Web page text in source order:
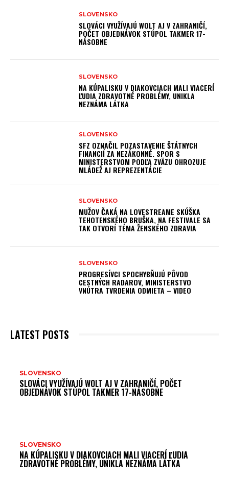
SLOVENSKO
SLOVÁCI VYUŽÍVAJÚ WOLT AJ V ZAHRANIČÍ,
POČET OBJEDNÁVOK STÚPOL TAKMER 17-
NÁSOBNE
SLOVENSKO
NA KÚPALISKU V DIAKOVCIACH MALI VIACERÍ
ĽUDIA ZDRAVOTNÉ PROBLÉMY, UNIKLA
NEZNÁMA LÁTKA
SLOVENSKO
SFZ OZNAČIL POZASTAVENIE ŠTÁTNYCH
FINANCIÍ ZA NEZÁKONNÉ. SPOR S
MINISTERSTVOM PODĽA ZVÄZU OHROZUJE
MLÁDEŽ AJ REPREZENTÁCIE
SLOVENSKO
MUŽOV ČAKÁ NA LOVESTREAME SKÚŠKA
TEHOTENSKÉHO BRUŠKA, NA FESTIVALE SA
TAK OTVORÍ TÉMA ŽENSKÉHO ZDRAVIA
SLOVENSKO
PROGRESÍVCI SPOCHYBŇUJÚ PÔVOD
CESTNÝCH RADAROV, MINISTERSTVO
VNÚTRA TVRDENIA ODMIETA – VIDEO
LATEST POSTS
SLOVENSKO
SLOVÁCI VYUŽÍVAJÚ WOLT AJ V ZAHRANIČÍ, POČET
OBJEDNÁVOK STÚPOL TAKMER 17-NÁSOBNE
SLOVENSKO
NA KÚPALISKU V DIAKOVCIACH MALI VIACERÍ ĽUDIA
ZDRAVOTNÉ PROBLÉMY, UNIKLA NEZNÁMA LÁTKA